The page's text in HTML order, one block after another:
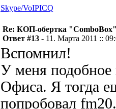
Skype/VoIPICQ
Re: КОП-обертка
Ответ #13 - 11. Марта 2011 ::
Вспомнил!
У меня подобное
Офиса. Я тогда
попробовал